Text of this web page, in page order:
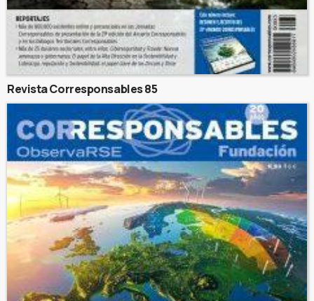
Revista Corresponsables 85